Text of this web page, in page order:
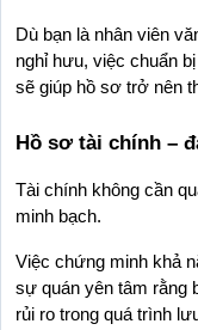
Dù bạn là nhân viên
nghỉ hưu, việc chuẩn
sẽ giúp hồ sơ trở nên
Hồ sơ tài chính –
Tài chính không cần
minh bạch.
Việc chứng minh khả
sự quán yên tâm rằng
rủi ro trong quá trình